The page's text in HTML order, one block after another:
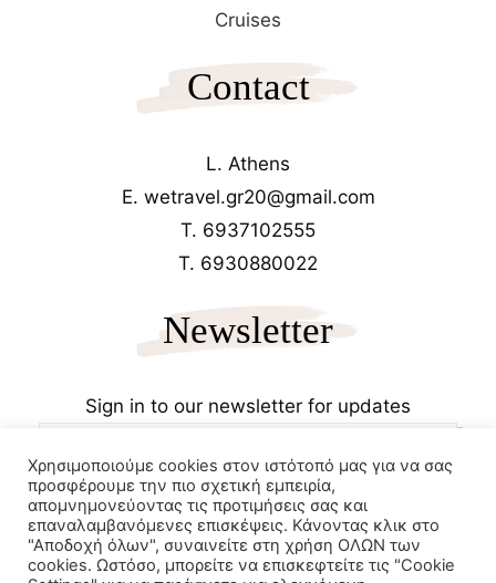
Cruises
Contact
L. Athens
E. wetravel.gr20@gmail.com
T. 6937102555
T. 6930880022
Newsletter
Sign in to our newsletter for updates
Copyrights 2025Wetravel.gr
Χρησιμοποιούμε cookies στον ιστότοπό μας για να σας
προσφέρουμε την πιο σχετική εμπειρία,
απομνημονεύοντας τις προτιμήσεις σας και
επαναλαμβανόμενες επισκέψεις. Κάνοντας κλικ στο
"Αποδοχή όλων", συναινείτε στη χρήση ΟΛΩΝ των
cookies. Ωστόσο, μπορείτε να επισκεφτείτε τις "Cookie